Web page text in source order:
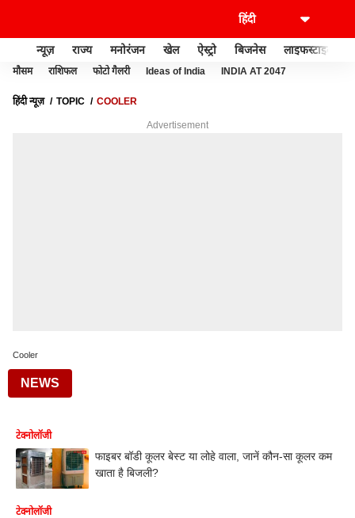
न्यूज़ राज्य मनोरंजन खेल ऐस्ट्रो बिजनेस लाइफस्टाइल
मौसम राशिफल फोटो गैलरी Ideas of India INDIA AT 2047
हिंदी न्यूज़ TOPIC COOLER
Advertisement
Cooler
NEWS
टेक्नोलॉजी
फाइबर बॉडी कूलर बेस्ट या लोहे वाला, जानें कौन-सा कूलर कम
खाता है बिजली?
टेक्नोलॉजी